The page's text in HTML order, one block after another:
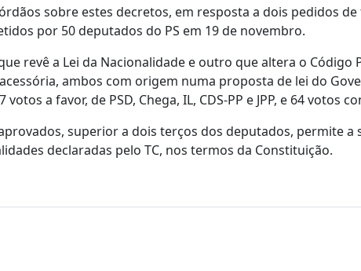
sobre estes decretos, em resposta a dois pedidos
por 50 deputados do PS em 19 de novembro.
revê a Lei da Nacionalidade e outro que altera o Código
ambos com origem numa proposta de lei do
a favor, de PSD, Chega, IL, CDS-PP e JPP, e 64 votos
superior a dois terços dos deputados, permite a
declaradas pelo TC, nos termos da Constituição.